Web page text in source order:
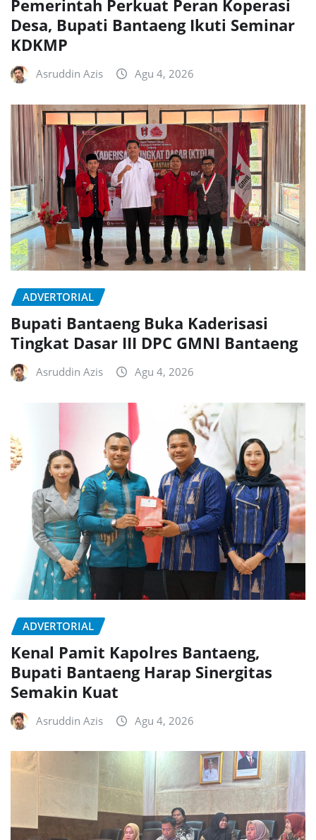
Pemerintah Perkuat Peran Koperasi
Desa, Bupati Bantaeng Ikuti Seminar
KDKMP
Asruddin Azis Agu 4, 2026
ADVERTORIAL
Bupati Bantaeng Buka Kaderisasi
Tingkat Dasar III DPC GMNI Bantaeng
Asruddin Azis Agu 4, 2026
ADVERTORIAL
Kenal Pamit Kapolres Bantaeng,
Bupati Bantaeng Harap Sinergitas
Semakin Kuat
Asruddin Azis Agu 4, 2026